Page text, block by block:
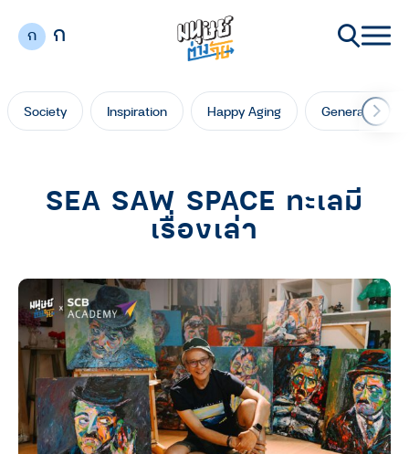
ก ก
Society Inspiration Happy Aging Generation
SEA SAW SPACE ทะเลมี
เรื่องเล่า